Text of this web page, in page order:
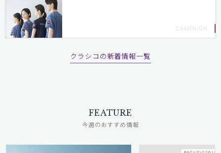
クラシコの新着情報一覧
FEATURE
今週のおすすめ情報